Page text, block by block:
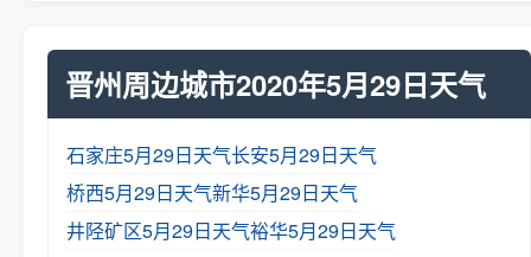
晋州周边城市2020年5月29日天气
石家庄5月29日天气长安5月29日天气
桥西5月29日天气新华5月29日天气
井陉矿区5月29日天气裕华5月29日天气